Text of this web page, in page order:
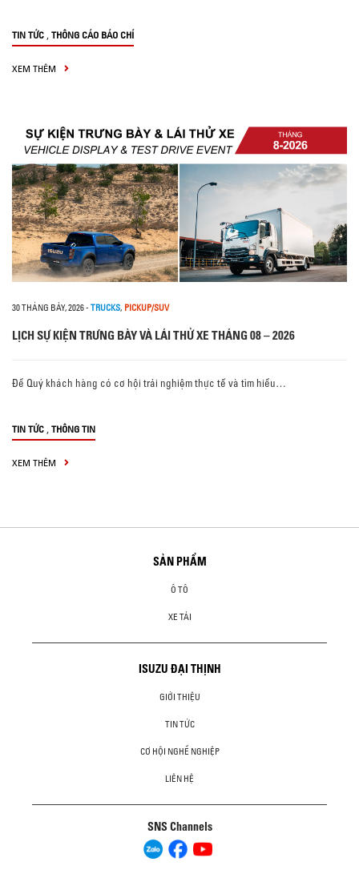
TIN TỨC , THÔNG CÁO BÁO CHÍ
XEM THÊM
30 THÁNG BẢY, 2026- TRUCKS, PICKUP/SUV
LỊCH SỰ KIỆN TRƯNG BÀY VÀ LÁI THỬ XE THÁNG 08 – 2026
Để Quý khách hàng có cơ hội trải nghiệm thực tế và tìm hiểu…
TIN TỨC , THÔNG TIN
XEM THÊM
SẢN PHẨM
Ô TÔ
XE TẢI
ISUZU ĐẠI THỊNH
GIỚI THIỆU
TIN TỨC
CƠ HỘI NGHỀ NGHIỆP
LIÊN HỆ
SNS Channels